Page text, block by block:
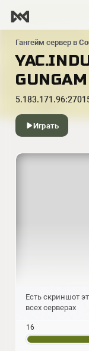
Гангейм сервер в
Играть
Есть скриншот
всех серверах
16